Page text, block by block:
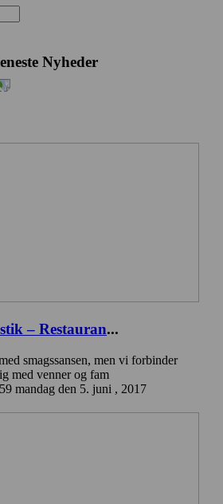
Nyheder
– Restauran...
smagssansen, men vi forbinder
med venner og fam
mandag den 5. juni , 2017